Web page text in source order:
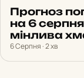
Прогноз
на 6
мінлива
6 Серпня · 2 хв